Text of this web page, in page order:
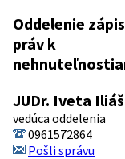
Oddelenie
práv k
JUDr. Iveta
vedúca oddelenia
0961572864
Pošli správu